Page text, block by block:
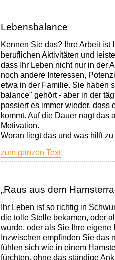
Lebensbalance
Kennen Sie das? Ihre Arbeit
beruflichen Aktivitäten und
dass Ihr Leben nicht nur in der
noch andere Interessen,
etwa in der Familie. Sie haben
balance" gehört - aber in der
passiert es immer wieder, dass
kommt. Auf die Dauer nagt das
Motivation.
Woran liegt das und was hilft
zum ganzen Text
„Raus aus dem
Ihr Leben ist so richtig in
die tolle Stelle bekamen, oder
wurde, oder als Sie Ihre eigene
Inzwischen empfinden Sie das
fühlen sich wie in einem
fürchten, ohne das ständige